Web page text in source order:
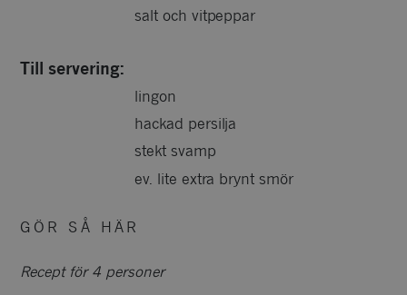
salt och vitpeppar
Till servering:
lingon
hackad persilja
stekt svamp
ev. lite extra brynt smör
GÖR SÅ HÄR
Recept för 4 personer